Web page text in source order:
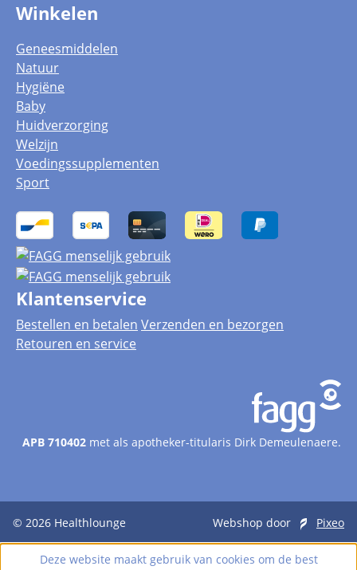
Winkelen
Geneesmiddelen
Natuur
Hygiëne
Baby
Huidverzorging
Welzijn
Voedingssupplementen
Sport
Klantenservice
Bestellen en betalen Verzenden en bezorgen
Retouren en service
APB 710402 met als apotheker-titularis Dirk Demeulenaere.
© 2026 Healthlounge Webshop door Pixeo
Deze website maakt gebruik van cookies om de best